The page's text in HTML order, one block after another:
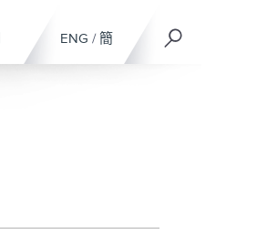
ENG / 簡